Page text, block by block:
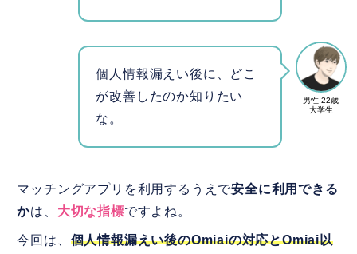
男性 22歳
大学生
個人情報漏えい後に、どこ
が改善したのか知りたい
な。
マッチングアプリを利用するうえで安全に利用できる
かは、 大切な指標ですよね。
今回は、 個人情報漏えい後のOmiaiの対応とOmiai以